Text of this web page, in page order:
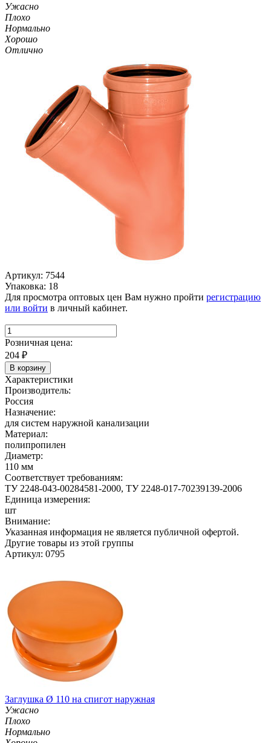
Ужасно
Плохо
Нормально
Хорошо
Отлично
Артикул: 7544
Упаковка: 18
Для просмотра оптовых цен Вам нужно пройти регистрацию
или войти в личный кабинет.
Розничная цена:
204 ₽
В корзину
Характеристики
Производитель:
Россия
Назначение:
для систем наружной канализации
Материал:
полипропилен
Диаметр:
110 мм
Соответствует требованиям:
ТУ 2248-043-00284581-2000, ТУ 2248-017-70239139-2006
Единица измерения:
шт
Внимание:
Указанная информация не является публичной офертой.
Другие товары из этой группы
Артикул: 0795
Заглушка Ø 110 на спигот наружная
Ужасно
Плохо
Нормально